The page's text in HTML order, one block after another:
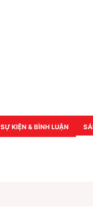
SỰ KIỆN & BÌNH LUẬN